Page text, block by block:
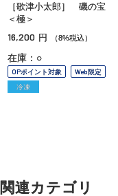
［歌津小太郎］ 磯の宝
＜極＞
16,200 円 （8%税込）
在庫：○
OPポイント対象
Web限定
冷凍
関連カテゴリ